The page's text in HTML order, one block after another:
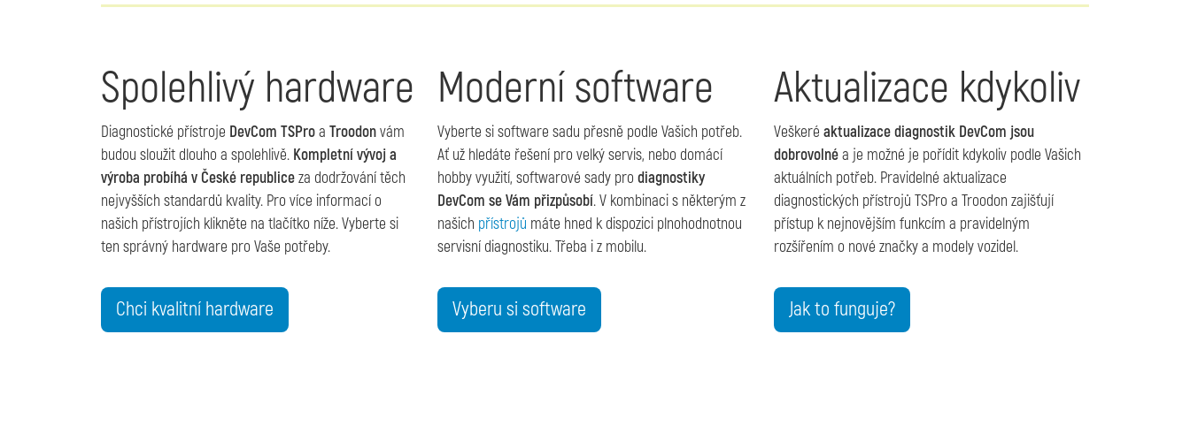
Spolehlivý hardware
Diagnostické přístroje DevCom TSProa Troodonvám
budou sloužit dlouho a spolehlivě. Kompletní vývoj a
výroba probíhá v České republiceza dodržování těch
nejvyšších standardů kvality. Pro více informací o
našich přístrojích klikněte na tlačítko níže. Vyberte si
ten správný hardware pro Vaše potřeby.
Chci kvalitní hardware
Moderní software
Vyberte si software sadu přesně podle Vašich potřeb.
Ať už hledáte řešení pro velký servis, nebo domácí
hobby využití, softwarové sady pro diagnostiky
DevCom se Vám přizpůsobí. V kombinaci s některým z
našich přístrojů máte hned k dispozici plnohodnotnou
servisní diagnostiku. Třeba i z mobilu.
Vyberu si software
Aktualizace kdykoliv
Veškeré aktualizace diagnostik DevCom jsou
dobrovolnéa je možné je pořídit kdykoliv podle Vašich
aktuálních potřeb. Pravidelné aktualizace
diagnostických přístrojů TSPro a Troodon zajišťují
přístup k nejnovějším funkcím a pravidelným
rozšířením o nové značky a modely vozidel.
Jak to funguje?